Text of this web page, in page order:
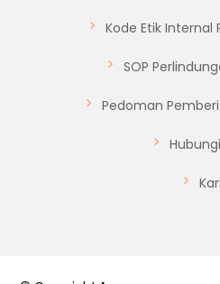
Kode Etik Internal
SOP
Pedoman